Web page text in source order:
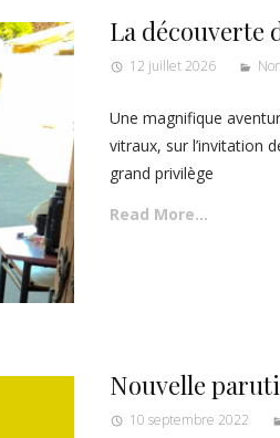
La découverte
12 juillet 2026
Une magnifique
vitraux, sur l’invitation
grand privilège
Read More…
Nouvelle
10 septembre 2022